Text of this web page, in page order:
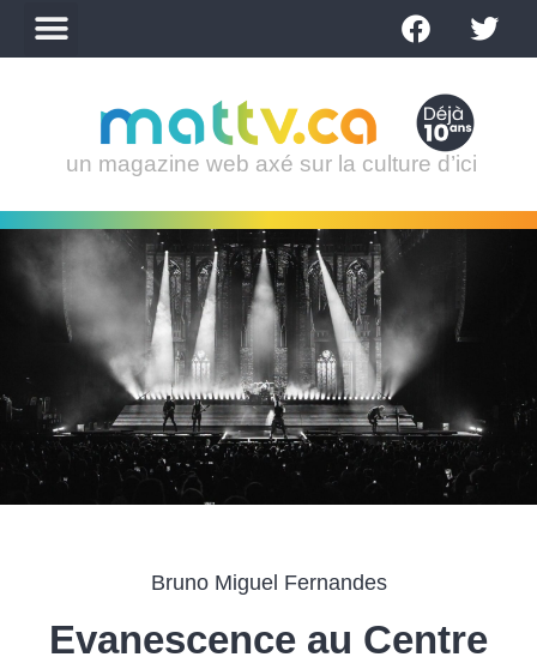
un magazine web axé sur la culture d’ici
Bruno Miguel Fernandes
Evanescence au Centre